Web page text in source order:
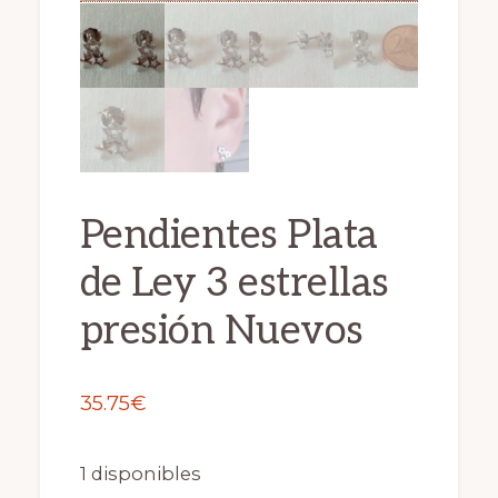
Pendientes Plata
de Ley 3 estrellas
presión Nuevos
35.75€
1 disponibles